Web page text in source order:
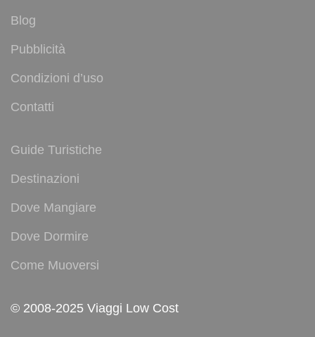
Blog
Pubblicità
Condizioni d’uso
Contatti
Guide Turistiche
Destinazioni
Dove Mangiare
Dove Dormire
Come Muoversi
© 2008-2025 Viaggi Low Cost